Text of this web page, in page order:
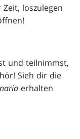
loszulegen
und teilnimmst,
Sieh dir die
erhalten